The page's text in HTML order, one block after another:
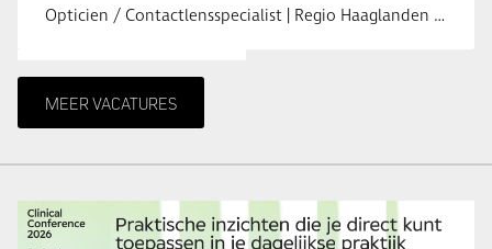
Opticien / Contactlensspecialist | Regio Haaglanden & Rotterdam Saludos uit …
MEER VACATURES